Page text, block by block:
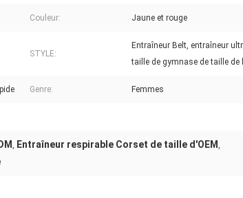
Couleur: Jaune et rouge
STYLE:
Entraîneur Belt, entraîneur
taille de gymnase de taille de
Genre: Femmes
, Entraîneur respirable Corset de taille d'OEM ,